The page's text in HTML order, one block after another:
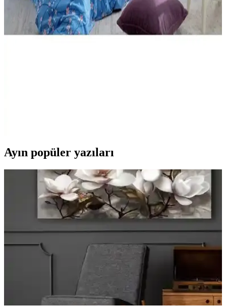
Ender Home CottonVerse ve Safir Tiny Tavşan
Kulaklı Çocuk Bornozlarının Karşılaştırması
İki popüler çocuk bornozunu detaylı şekilde karşılaştırıyoruz.
Ayın popüler yazıları